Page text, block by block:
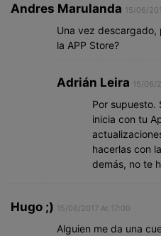
Andres Marulanda 15/06/
Una vez descargado,
la APP Store?
Adrián Leira 15/06/
Por supuesto.
inicia con tu
hacerlas con
demás, no te
Hugo ;) 15/06/2017 At 17:00
Alguien me da una